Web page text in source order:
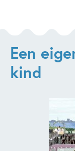
Een
kind